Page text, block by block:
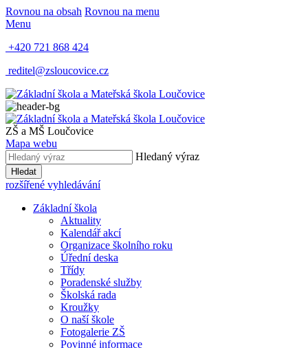
Rovnou na obsah Rovnou na menu
Menu
+420 721 868 424
reditel@zsloucovice.cz
ZŠ a MŠ Loučovice
Mapa webu
Hledaný výraz
Hledat
rozšířené vyhledávání
Základní škola
Aktuality
Kalendář akcí
Organizace školního roku
Úřední deska
Třídy
Poradenské služby
Školská rada
Kroužky
O naší škole
Fotogalerie ZŠ
Povinné informace